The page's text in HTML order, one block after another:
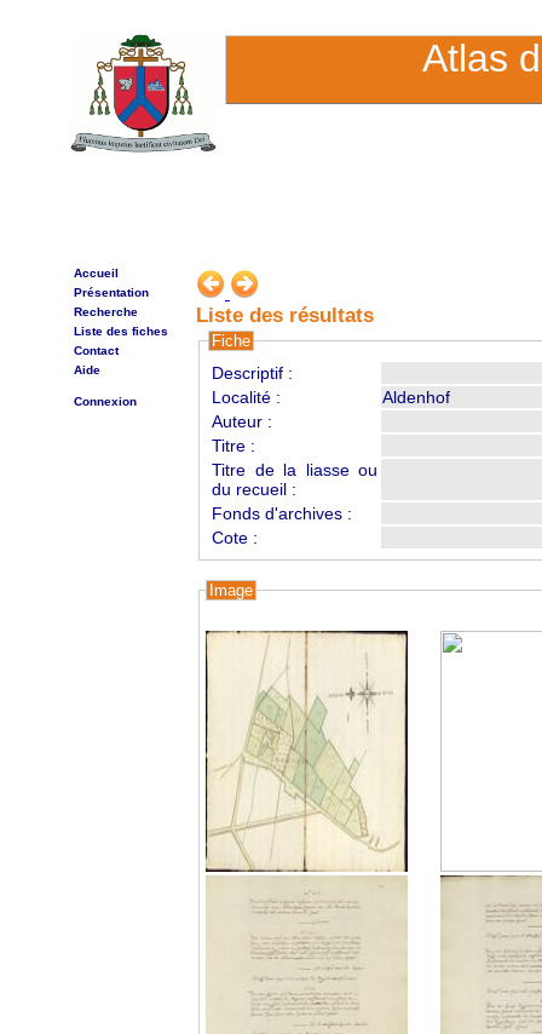
Atlas
Accueil
Présentation
Recherche
Liste des fiches
Contact
Aide
Connexion
Liste des résultats
Fiche
Descriptif :
Localité :
Aldenhof
Auteur :
Titre :
Titre de la liasse ou
du recueil :
Fonds d'archives :
Cote :
Image